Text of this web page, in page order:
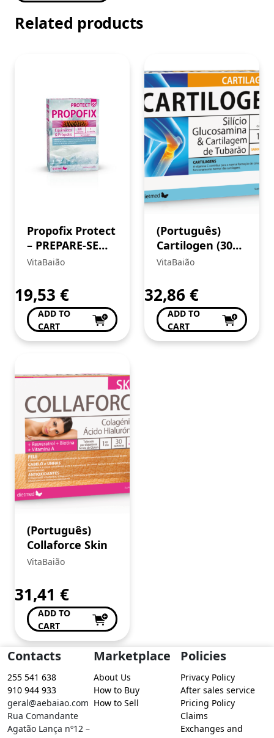
Related products
Propofix Protect
– PREPARE-SE
PARA O
VitaBaião
19,53 €
ADD TO
CART
(Português)
Cartilogen (30
carteiras)
VitaBaião
32,86 €
ADD TO
CART
(Português)
Collaforce Skin
VitaBaião
31,41 €
ADD TO
CART
Contacts
255 541 638
910 944 933
geral@aebaiao.com
Rua Comandante
Agatão Lança nº12 –
Marketplace
About Us
How to Buy
How to Sell
Policies
Privacy Policy
After sales service
Pricing Policy
Claims
Exchanges and